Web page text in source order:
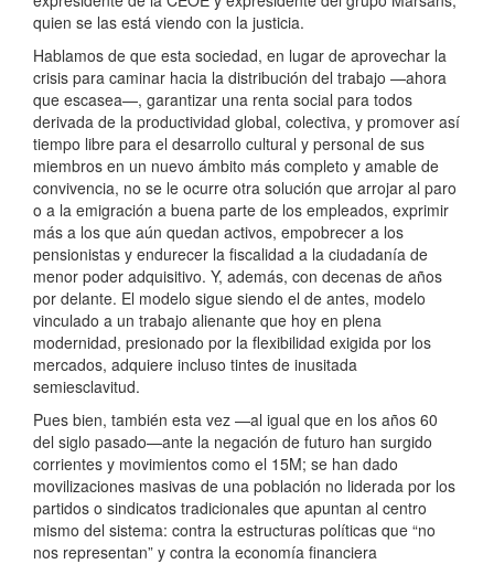
quien se las está viendo con la justicia.
Hablamos de que esta sociedad, en lugar de aprovechar la
crisis para caminar hacia la distribución del trabajo —ahora
que escasea—, garantizar una renta social para todos
derivada de la productividad global, colectiva, y promover así
tiempo libre para el desarrollo cultural y personal de sus
miembros en un nuevo ámbito más completo y amable de
convivencia, no se le ocurre otra solución que arrojar al paro
o a la emigración a buena parte de los empleados, exprimir
más a los que aún quedan activos, empobrecer a los
pensionistas y endurecer la fiscalidad a la ciudadanía de
menor poder adquisitivo. Y, además, con decenas de años
por delante. El modelo sigue siendo el de antes, modelo
vinculado a un trabajo alienante que hoy en plena
modernidad, presionado por la flexibilidad exigida por los
mercados, adquiere incluso tintes de inusitada
semiesclavitud.
Pues bien, también esta vez —al igual que en los años 60
del siglo pasado—ante la negación de futuro han surgido
corrientes y movimientos como el 15M; se han dado
movilizaciones masivas de una población no liderada por los
partidos o sindicatos tradicionales que apuntan al centro
mismo del sistema: contra la estructuras políticas que “no
nos representan” y contra la economía financiera